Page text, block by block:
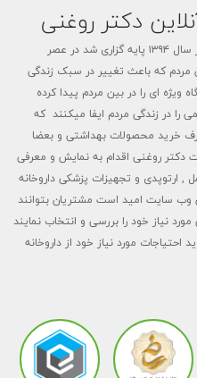
دکتر روغنی
اولین داروخانه اینترنتی استان فارس که در سال ۱۳۹۴ پایه گزاری شد در عصر
که باعث تغییر در سبک زندگی
ویژه ای را در بین مردم پیدا کرده
را در زندگی مردم ایفا میکنند که
خرید محصولات بهداشتی و بعضا
روغنی اقدام به نمایش و معرفی
ارتوپدی و تجهیزات پزشکی داروخانه
وب سایت امید است مشتریان بتوانند
نیاز خود را بررسی و انتخاب نمایند
مورد نیاز خود از داروخانه